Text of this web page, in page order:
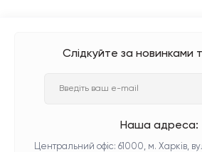
Слідкуйте за новинками
Наша адреса:
Центральний офіс: 61000, м. Харків,